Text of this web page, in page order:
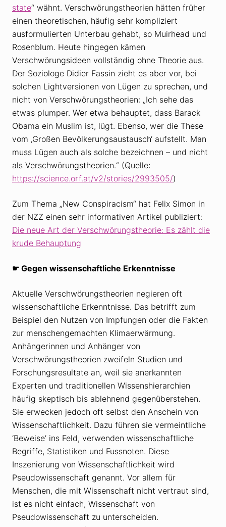
state“ wähnt. Verschwörungstheorien hätten früher
einen theoretischen, häufig sehr kompliziert
ausformulierten Unterbau gehabt, so Muirhead und
Rosenblum. Heute hingegen kämen
Verschwörungsideen vollständig ohne Theorie aus.
Der Soziologe Didier Fassin zieht es aber vor, bei
solchen Lightversionen von Lügen zu sprechen, und
nicht von Verschwörungstheorien: „Ich sehe das
etwas plumper. Wer etwa behauptet, dass Barack
Obama ein Muslim ist, lügt. Ebenso, wer die These
vom ‚Großen Bevölkerungsaustausch‘ aufstellt. Man
muss Lügen auch als solche bezeichnen – und nicht
als Verschwörungstheorien.“ (Quelle:
https://science.orf.at/v2/stories/2993505/)
Zum Thema „New Conspiracism“ hat Felix Simon in
der NZZ einen sehr informativen Artikel publiziert:
Die neue Art der Verschwörungstheorie: Es zählt die
krude Behauptung
☛ Gegen wissenschaftliche Erkenntnisse
Aktuelle Verschwörungstheorien negieren oft
wissenschaftliche Erkenntnisse. Das betrifft zum
Beispiel den Nutzen von Impfungen oder die Fakten
zur menschengemachten Klimaerwärmung.
Anhängerinnen und Anhänger von
Verschwörungstheorien zweifeln Studien und
Forschungsresultate an, weil sie anerkannten
Experten und traditionellen Wissenshierarchien
häufig skeptisch bis ablehnend gegenüberstehen.
Sie erwecken jedoch oft selbst den Anschein von
Wissenschaftlichkeit. Dazu führen sie vermeintliche
‘Beweise’ ins Feld, verwenden wissenschaftliche
Begriffe, Statistiken und Fussnoten. Diese
Inszenierung von Wissenschaftlichkeit wird
Pseudowissenschaft genannt. Vor allem für
Menschen, die mit Wissenschaft nicht vertraut sind,
ist es nicht einfach, Wissenschaft von
Pseudowissenschaft zu unterscheiden.